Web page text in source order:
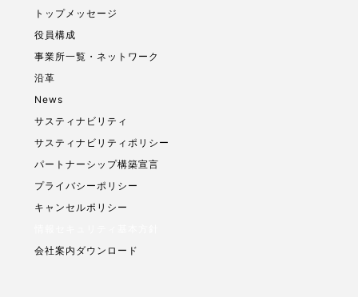
トップメッセージ
役員構成
事業所一覧・ネットワーク
沿革
News
サスティナビリティ
サスティナビリティポリシー
パートナーシップ構築宣言
プライバシーポリシー
キャンセルポリシー
会社案内ダウンロード